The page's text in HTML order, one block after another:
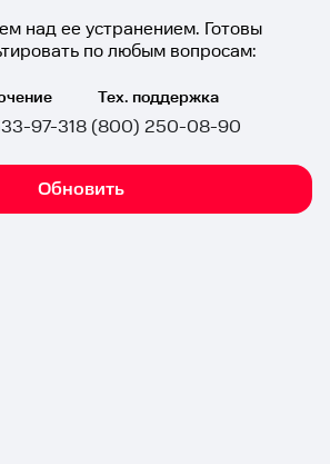
над ее устранением. Готовы
по любым вопросам:
97-31
Тех. поддержка
8 (800) 250-08-90
Обновить